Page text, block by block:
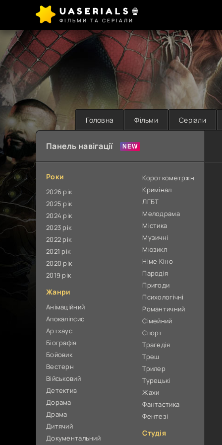
UASERIALS🍿
ФІЛЬМИ ТА СЕРІАЛИ
Головна Фільми Серіали
Панель навігації
Роки
2026 рік
2025 рік
2024 рік
2023 рік
2022 рік
2021 рік
2020 рік
2019 рік
Жанри
Анімаційний
Апокаліпсис
Артхаус
Біографія
Бойовик
Вестерн
Військовий
Детектив
Дорама
Драма
Дитячий
Документальний
Короткометржні
Кримінал
ЛГБТ
Мелодрама
Містика
Музичні
Мюзикл
Німе Кіно
Пародія
Пригоди
Психологічні
Романтичний
Сімейний
Спорт
Трагедія
Треш
Трилер
Турецькі
Жахи
Фантастика
Фентезі
Студія